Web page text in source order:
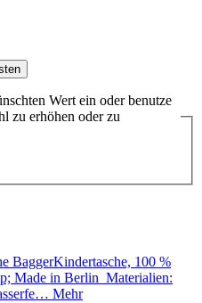
Wert ein oder benutze
zu erhöhen oder zu
BaggerKindertasche, 100 %
Made in Berlin Materialien:
Mehr